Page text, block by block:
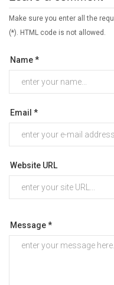
Make sure you enter all the
(*). HTML code is not allowed.
Name *
Email *
Website URL
Message *